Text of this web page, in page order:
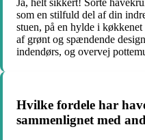
som en stilfuld del af din
stuen, på en hylde i
af grønt og spændende
indendørs, og overvej
Hvilke fordele har
sammenlignet med